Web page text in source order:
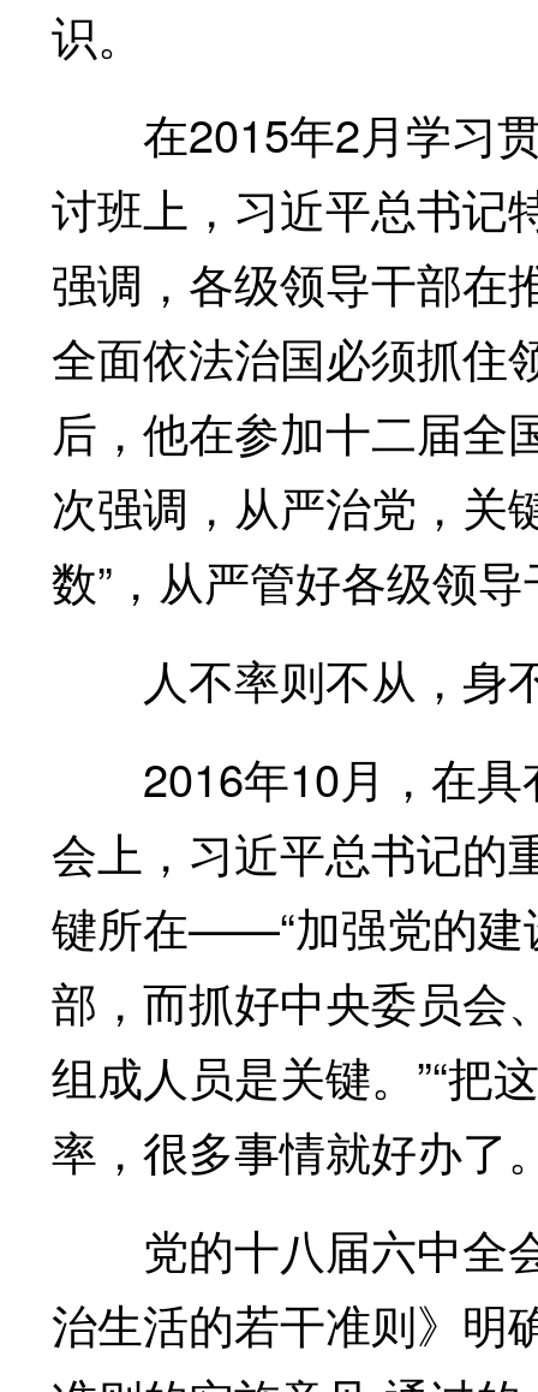
识。
在2015年2月学习贯
讨班上，习近平总书记
强调，各级领导干部在
全面依法治国必须抓住
后，他在参加十二届全
次强调，从严治党，关
数”，从严管好各级领
人不率则不从，身
2016年10月，在具
会上，习近平总书记的
键所在——“加强党的建
部，而抓好中央委员会
组成人员是关键。”“把
率，很多事情就好办了
党的十八届六中全
治生活的若干准则》明